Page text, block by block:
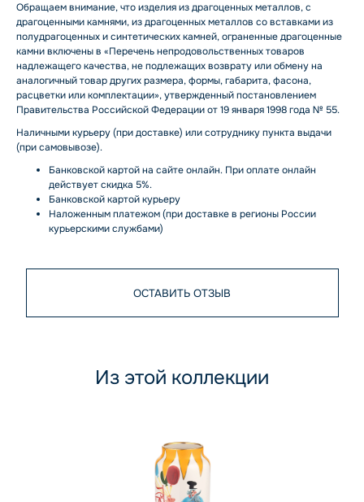
Обращаем внимание, что изделия из драгоценных металлов, с
драгоценными камнями, из драгоценных металлов со вставками из
полудрагоценных и синтетических камней, ограненные драгоценные
камни включены в «Перечень непродовольственных товаров
надлежащего качества, не подлежащих возврату или обмену на
аналогичный товар других размера, формы, габарита, фасона,
расцветки или комплектации», утвержденный постановлением
Правительства Российской Федерации от 19 января 1998 года № 55.
Наличными курьеру (при доставке) или сотруднику пункта выдачи
(при самовывозе).
Банковской картой на сайте онлайн. При оплате онлайн
действует скидка 5%.
Банковской картой курьеру
Наложенным платежом (при доставке в регионы России
курьерскими службами)
ОСТАВИТЬ ОТЗЫВ
Из этой коллекции